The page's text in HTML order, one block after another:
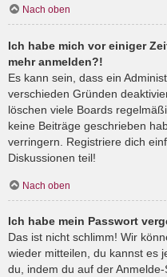
Nach oben
Ich habe mich vor einiger
mehr anmelden?!
Es kann sein, dass ein
verschieden Gründen
löschen viele Boards
keine Beiträge geschrieben
verringern. Registriere dich
Diskussionen teil!
Nach oben
Ich habe mein Passwort
Das ist nicht schlimm! Wir
wieder mitteilen, du kannst es
du, indem du auf der